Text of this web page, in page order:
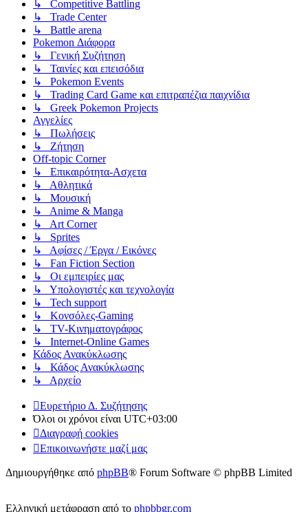
↳ Competitive Battling
↳ Trade Center
↳ Battle arena
Pokemon Διάφορα
↳ Γενική Συζήτηση
↳ Ταινίες και επεισόδια
↳ Pokemon Events
↳ Trading Card Game και επιτραπέζια παιχνίδια
↳ Greek Pokemon Projects
Αγγελίες
↳ Πωλήσεις
↳ Ζήτηση
Off-topic Corner
↳ Επικαιρότητα-Ασχετα
↳ Αθλητικά
↳ Μουσική
↳ Anime & Manga
↳ Art Corner
↳ Sprites
↳ Αφίσες / Έργα / Εικόνες
↳ Fan Fiction Section
↳ Οι εμπειρίες μας
↳ Υπολογιστές και τεχνολογία
↳ Tech support
↳ Kονσόλες-Gaming
↳ TV-Κινηματογράφος
↳ Internet-Online Games
Κάδος Ανακύκλωσης
↳ Κάδος Ανακύκλωσης
↳ Αρχείο
Ευρετήριο Δ. Συζήτησης
Όλοι οι χρόνοι είναι UTC+03:00
Διαγραφή cookies
Επικοινωνήστε μαζί μας
Δημιουργήθηκε από phpBB® Forum Software © phpBB Limited
Ελληνική μετάφραση από το phpbbgr.com